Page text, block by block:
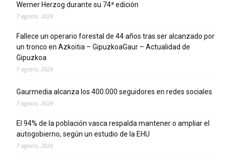
Werner Herzog durante su 74ª edición
7 agosto, 2026
Fallece un operario forestal de 44 años tras ser alcanzado por
un tronco en Azkoitia – GipuzkoaGaur – Actualidad de
Gipuzkoa
7 agosto, 2026
Gaurmedia alcanza los 400.000 seguidores en redes sociales
7 agosto, 2026
El 94% de la población vasca respalda mantener o ampliar el
autogobierno, según un estudio de la EHU
7 agosto, 2026